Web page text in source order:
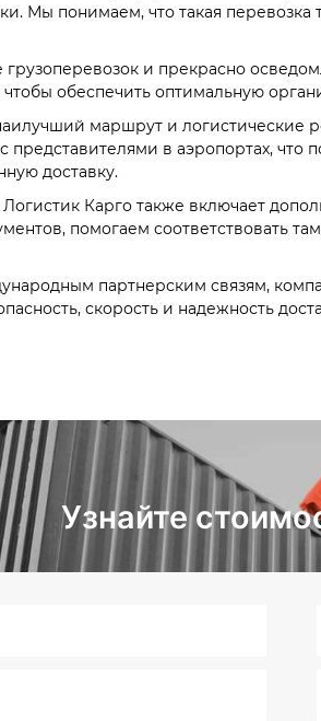
Мы понимаем, что такая
и прекрасно
обеспечить оптимальную
маршрут и логистические
в аэропортах,
доставку.
Карго также включает
помогаем соответствовать
партнерским связям,
скорость и надежность
Узнайте